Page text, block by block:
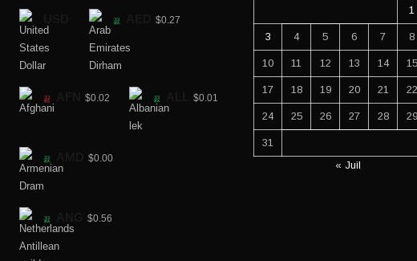
$0.27
$0.02 $0.01
$0.00
$0.56
1
3 4 5 6 7 8
10 11 12 13 14 15
17 18 19 20 21 22
24 25 26 27 28 29
31
« Juil